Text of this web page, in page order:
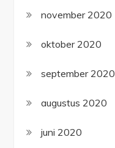
november 2020
oktober 2020
september 2020
augustus 2020
juni 2020